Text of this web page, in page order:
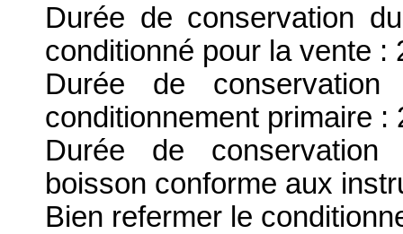
Durée de conservation
conditionné pour la vente :
Durée de
conditionnement primaire :
Durée de
boisson conforme aux
Bien refermer le